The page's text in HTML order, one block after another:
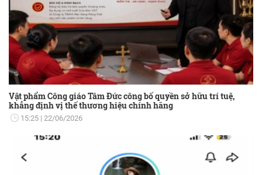
Vật phẩm Công giáo Tâm Đức công bố quyền sở hữu trí tuệ,
khẳng định vị thế thương hiệu chính hãng
15:25 22/06/2026